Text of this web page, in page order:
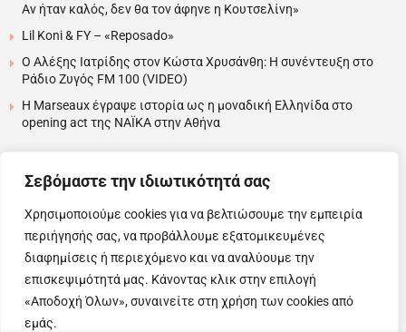
Σεβόμαστε την ιδιωτικότητά σας
Χρησιμοποιούμε cookies για να βελτιώσουμε την εμπειρία
περιήγησής σας, να προβάλλουμε εξατομικευμένες
διαφημίσεις ή περιεχόμενο και να αναλύουμε την
επισκεψιμότητά μας. Κάνοντας κλικ στην επιλογή
«Αποδοχή Όλων», συναινείτε στη χρήση των cookies από
εμάς.
Αν ήταν καλός, δεν θα τον άφηνε η Κουτσελίνη»
Lil Koni & FY – «Reposado»
Ο Αλέξης Ιατρίδης στον Κώστα Χρυσάνθη: Η συνέντευξη στο
Ράδιο Ζυγός FM 100 (VIDEO)
H Marseaux έγραψε ιστορία ως η μοναδική Ελληνίδα στο
opening act της NAÏKA στην Αθήνα
….
Copyright © 2025 Evita News. All Rights Reserved.
Όροι Χρήσης|Πολιτική Απορρήτου |Πολιτική Cookies